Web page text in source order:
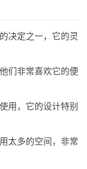
决定之一，它的灵
们非常喜欢它的便
用，它的设计特别
太多的空间，非常